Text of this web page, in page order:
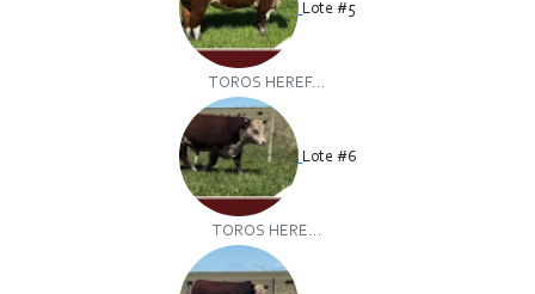
Lote #5
TOROS HEREF...
Lote #6
TOROS HERE...